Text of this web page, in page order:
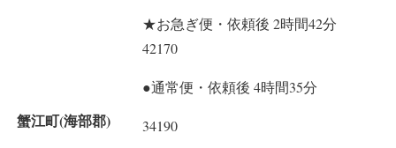
蟹江町(海部郡)
★お急ぎ便・依頼後 2時間42分
42170
●通常便・依頼後 4時間35分
34190